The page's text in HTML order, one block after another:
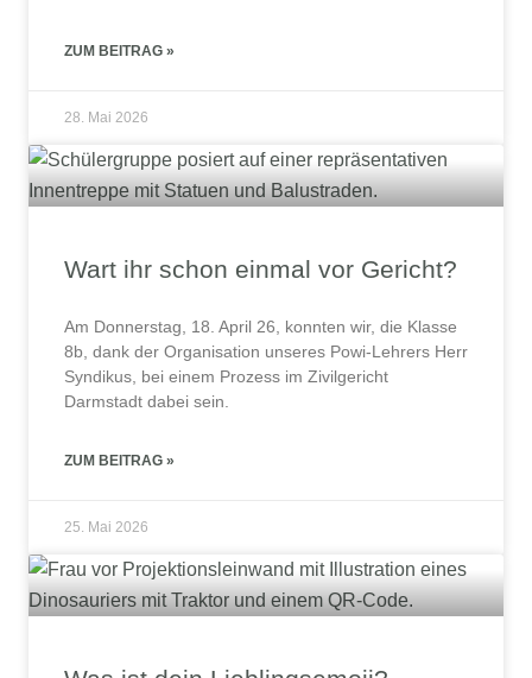
ZUM BEITRAG »
28. Mai 2026
Wart ihr schon einmal vor Gericht?
Am Donnerstag, 18. April 26, konnten wir, die Klasse
8b, dank der Organisation unseres Powi-Lehrers Herr
Syndikus, bei einem Prozess im Zivilgericht
Darmstadt dabei sein.
ZUM BEITRAG »
25. Mai 2026